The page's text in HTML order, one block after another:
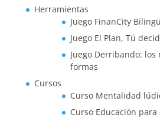
Herramientas
Juego FinanCity
Juego El Plan, Tú
Juego Derribando:
formas
Cursos
Curso Mentalidad
Curso Educación